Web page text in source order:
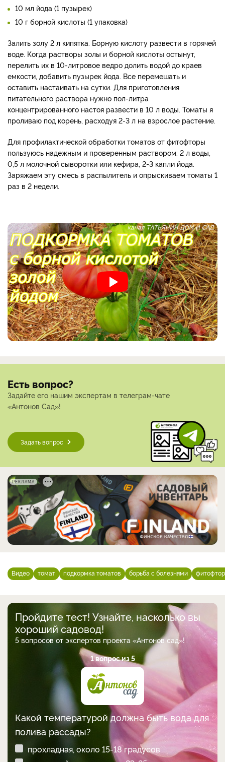
10 мл йода (1 пузырек)
10 г борной кислоты (1 упаковка)
Залить золу 2 л кипятка. Борную кислоту развести в горячей
воде. Когда растворы золы и борной кислоты остынут,
перелить их в 10-литровое ведро долить водой до краев
емкости, добавить пузырек йода. Все перемешать и
оставить настаивать на сутки. Для приготовления
питательного раствора нужно пол-литра
концентрированного настоя развести в 10 л воды. Томаты я
проливаю под корень, расходуя 2-3 л на взрослое растение.
Для профилактической обработки томатов от фитофторы
пользуюсь надежным и проверенным раствором: 2 л воды,
0,5 л молочной сыворотки или кефира, 2-3 капли йода.
Заряжаем эту смесь в распылитель и опрыскиваем томаты 1
раз в 2 недели.
Есть вопрос?
Задайте его нашим экспертам в телеграм-чате
«Антонов Сад»!
Задать вопрос
РЕКЛАМА
Видео томат подкормка томатов борьба с болезнями
Пройдите тест! Узнайте, насколько вы
хороший садовод!
5 вопросов от экспертов проекта «Антонов сад»!
1 вопрос из 5
Какой температурой должна быть вода для
полива рассады?
прохладная, около 15-18 градусов